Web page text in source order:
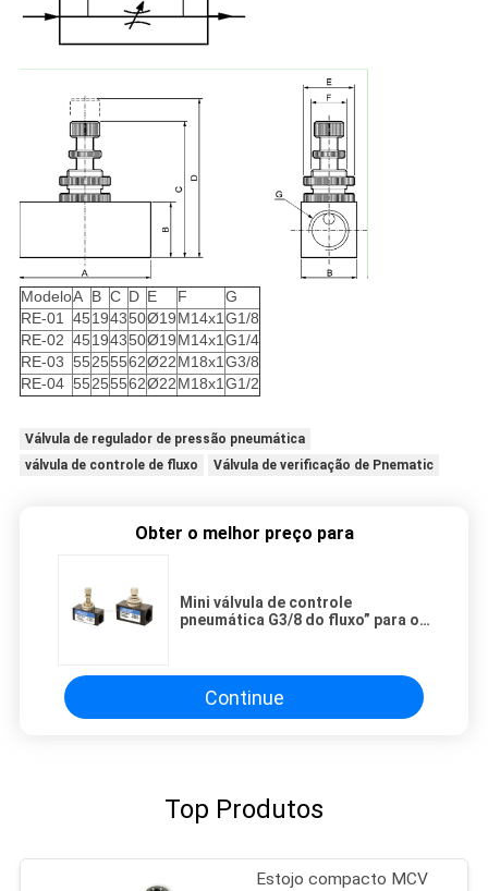
ModeloA B C D E F
G
RE-01
45194350Ø19M14x1 G1/8
RE-02 45194350Ø19M14x1 G1/4
RE-03 55255562Ø22M18x1 G3/8
RE-04 55255562Ø22M18x1 G1/2
Válvula de regulador de pressão pneumática
válvula de controle de fluxo
Válvula de verificação de Pnematic
Obter o melhor preço para
Mini válvula de controle
pneumática G3/8 do fluxo” para o
Continue
Top Produtos
Estojo compacto MCV